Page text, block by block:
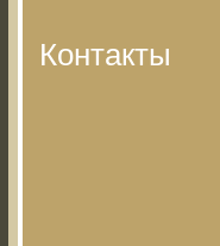
Контакты